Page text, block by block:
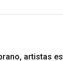
artistas